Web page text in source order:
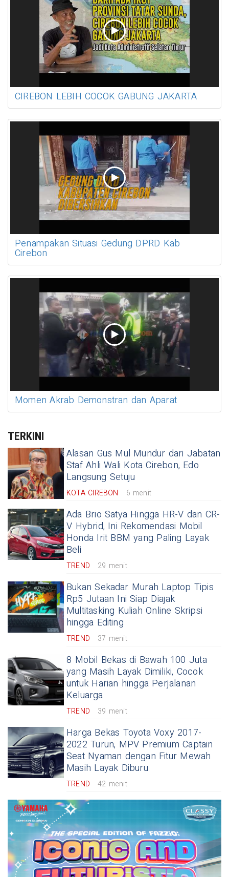
CIREBON LEBIH COCOK GABUNG JAKARTA
Penampakan Situasi Gedung DPRD Kab
Cirebon
Momen Akrab Demonstran dan Aparat
TERKINI
Alasan Gus Mul Mundur dari Jabatan
Staf Ahli Wali Kota Cirebon, Edo
Langsung Setuju
KOTA CIREBON 6 menit
Ada Brio Satya Hingga HR-V dan CR-
V Hybrid, Ini Rekomendasi Mobil
Honda Irit BBM yang Paling Layak
Beli
TREND 29 menit
Bukan Sekadar Murah Laptop Tipis
Rp5 Jutaan Ini Siap Diajak
Multitasking Kuliah Online Skripsi
hingga Editing
TREND 37 menit
8 Mobil Bekas di Bawah 100 Juta
yang Masih Layak Dimiliki, Cocok
untuk Harian hingga Perjalanan
Keluarga
TREND 39 menit
Harga Bekas Toyota Voxy 2017-
2022 Turun, MPV Premium Captain
Seat Nyaman dengan Fitur Mewah
Masih Layak Diburu
TREND 42 menit